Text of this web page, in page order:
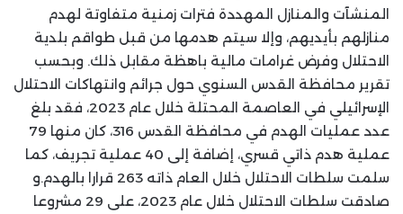
المنشآت والمنازل المهددة فترات زمنية متفاوتة لهدم
منازلهم بأيديهم، وإلا سيتم هدمها من قبل طواقم بلدية
الاحتلال وفرض غرامات مالية باهظة مقابل ذلك. وبحسب
تقرير محافظة القدس السنوي حول جرائم وانتهاكات الاحتلال
الإسرائيلي في العاصمة المحتلة خلال عام 2023، فقد بلغ
عدد عمليات الهدم في محافظة القدس 316، كان منها 79
عملية هدم ذاتي قسري، إضافة إلى 40 عملية تجريف، كما
سلمت سلطات الاحتلال خلال العام ذاته 263 قرارا بالهدم.و
صادقت سلطات الاحتلال خلال عام 2023، على 29 مشروعا